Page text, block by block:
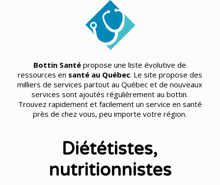
Bottin Santé propose une liste évolutive de
ressources en santé au Québec. Le site propose des
milliers de services partout au Québec et de nouveaux
services sont ajoutés régulièrement au bottin.
Trouvez rapidement et facilement un service en santé
près de chez vous, peu importe votre région.
Diététistes,
nutritionnistes